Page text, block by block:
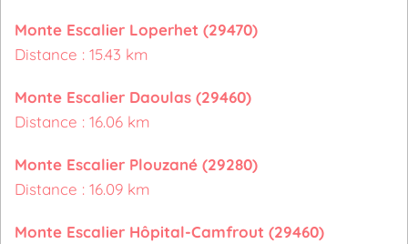
Monte Escalier Loperhet (29470)
Distance : 15.43 km
Monte Escalier Daoulas (29460)
Distance : 16.06 km
Monte Escalier Plouzané (29280)
Distance : 16.09 km
Monte Escalier Hôpital-Camfrout (29460)